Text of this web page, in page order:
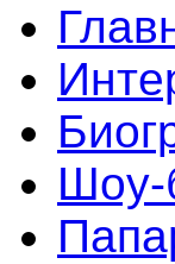
Шоу-